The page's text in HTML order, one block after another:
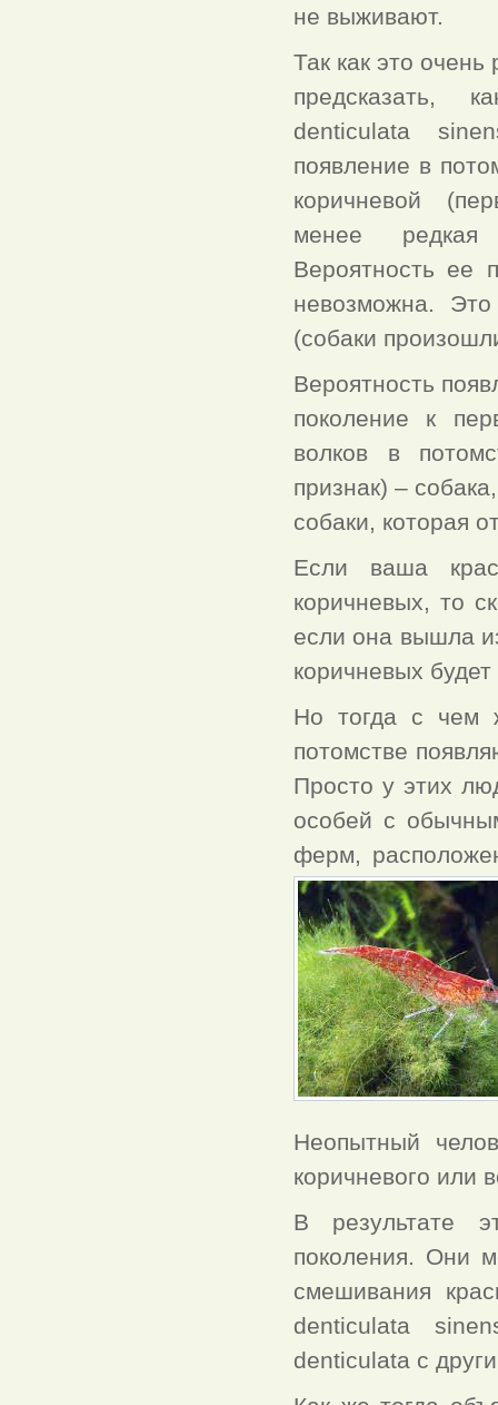
не выживают.
Так как это
предсказать,
denticulata
появление в
коричневой
менее редкая
Вероятность ее
невозможна.
(собаки
Вероятность
поколение к
волков в
признак) –
собаки, которая
Если ваша
коричневых, то
если она вышла
коричневых
Но тогда с чем
потомстве
Просто у этих
особей с
ферм,
Неопытный
коричневого или
В результате
поколения. Они
смешивания
denticulata
denticulata с